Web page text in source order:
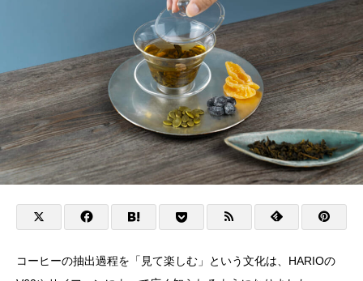
コーヒーの抽出過程を「見て楽しむ」という文化は、HARIOの